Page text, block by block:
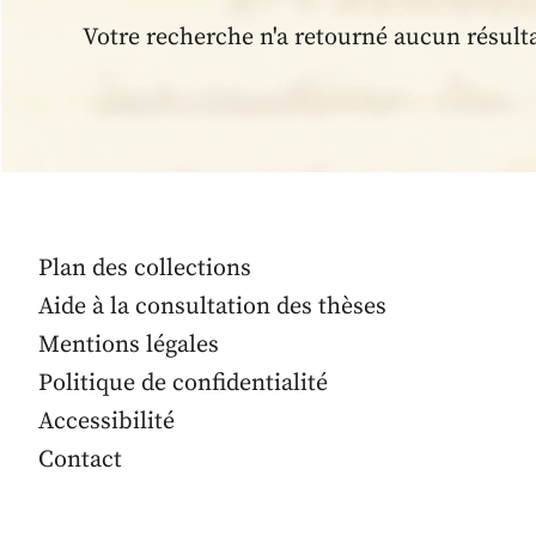
Votre recherche n'a retourné aucun
Plan des collections
Aide à la consultation des thèses
Mentions légales
Politique de confidentialité
Accessibilité
Contact